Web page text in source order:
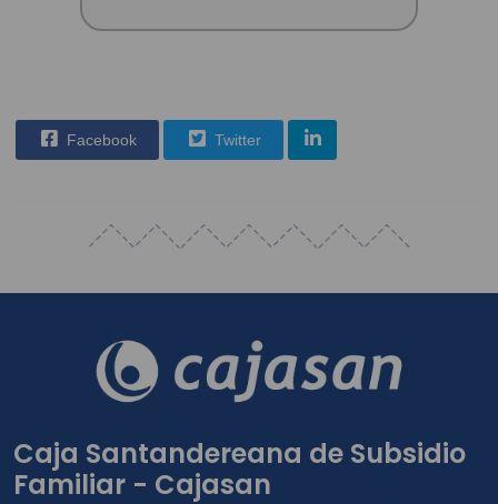
Facebook Twitter
Caja Santandereana de Subsidio
Familiar - Cajasan